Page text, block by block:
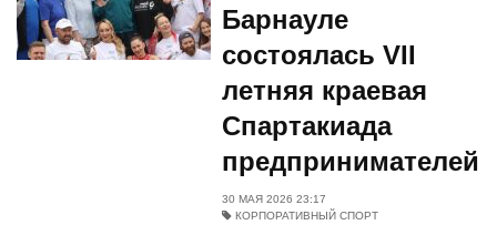
Барнауле
состоялась VII
летняя краевая
Спартакиада
предпринимателей
30 МАЯ 2026 23:17
КОРПОРАТИВНЫЙ СПОРТ